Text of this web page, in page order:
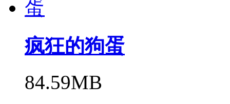
疯狂的狗蛋
84.59MB